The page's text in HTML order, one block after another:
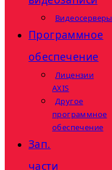
Видеосерверы
Программное
обеспечение
Лицензии
AXIS
Другое
программное
обеспечение
Зап.
части